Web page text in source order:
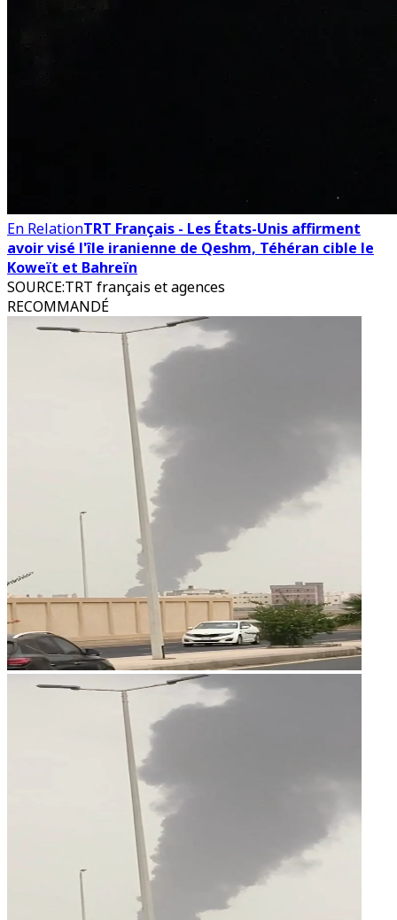
En RelationTRT Français - Les États-Unis affirment
avoir visé l'île iranienne de Qeshm, Téhéran cible le
Koweït et Bahreïn
SOURCE:TRT français et agences
RECOMMANDÉ